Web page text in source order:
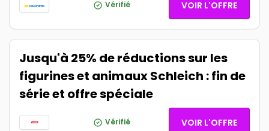
Vérifié VOIR L'OFFRE
Jusqu'à 25% de réductions sur les
figurines et animaux Schleich : fin de
série et offre spéciale
Vérifié VOIR L'OFFRE